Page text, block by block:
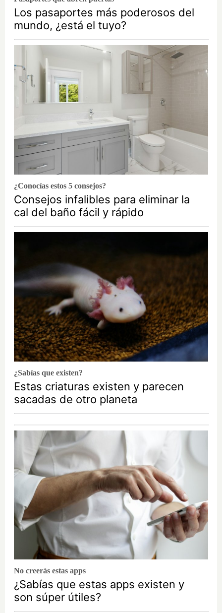
Los pasaportes más poderosos del
mundo, ¿está el tuyo?
¿Conocías estos 5 consejos?
Consejos infalibles para eliminar la
cal del baño fácil y rápido
¿Sabías que existen?
Estas criaturas existen y parecen
sacadas de otro planeta
No creerás estas apps
¿Sabías que estas apps existen y
son súper útiles?